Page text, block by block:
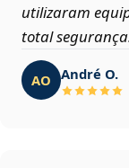
utilizaram
total
AO André O.